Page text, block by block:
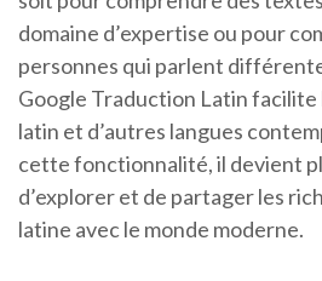
domaine d’expertise ou pour
personnes qui parlent
Google Traduction Latin
latin et d’autres langues
cette fonctionnalité, il devient
d’explorer et de partager les
latine avec le monde moderne.